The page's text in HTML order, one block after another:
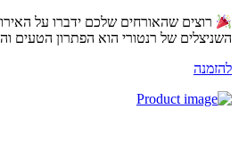
רוצים שהאורחים שלכם ידברו על האירוע
של רנטורי הוא הפתרון הטעים